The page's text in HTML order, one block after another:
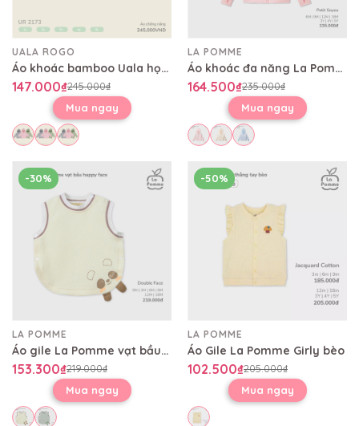
UALA ROGO
Áo khoác bamboo Uala họa tiết khóa ngôi sao UR2173
147.000₫245.000₫
Mua ngay
LA POMME
Áo khoác đa năng La Pomme mùa hè tươi mát
164.500₫235.000₫
Mua ngay
-30%
LA POMME
Áo gile La Pomme vạt bầu happy face
153.300₫219.000₫
Mua ngay
-50%
LA POMME
Áo Gile La Pomme Girly bèo
102.500₫205.000₫
Mua ngay